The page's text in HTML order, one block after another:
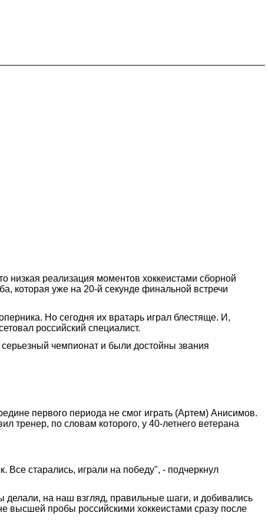
низкая реализация моментов хоккеистами сборной
которая уже на 20-й секунде финальной встречи
Но сегодня их вратарь играл блестяще. И,
российский специалист.
чемпионат и были достойны звания
первого периода не смог играть (Артем) Анисимов.
тренер, по словам которого, у 40-летнего ветерана
Все старались, играли на победу", - подчеркнул
на наш взгляд, правильные шаги, и добивались
высшей пробы российскими хоккеистами сразу после